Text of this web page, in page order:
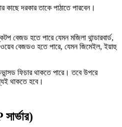
কাছে দরকার তাকে পাঠাতে পারবেন।
বেজড হতে পারে যেমন মজিলা থান্ডারবার্ড,
বেজডও হতে পারে, যেমন জিমেইল, ইয়াহু
ফিচার থাকতে পারে। তবে উপরে
থাকতে হবে।